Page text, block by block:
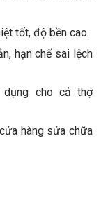
tốt, độ bền cao.
hạn chế sai lệch
dụng cho cả thợ
hàng sửa chữa